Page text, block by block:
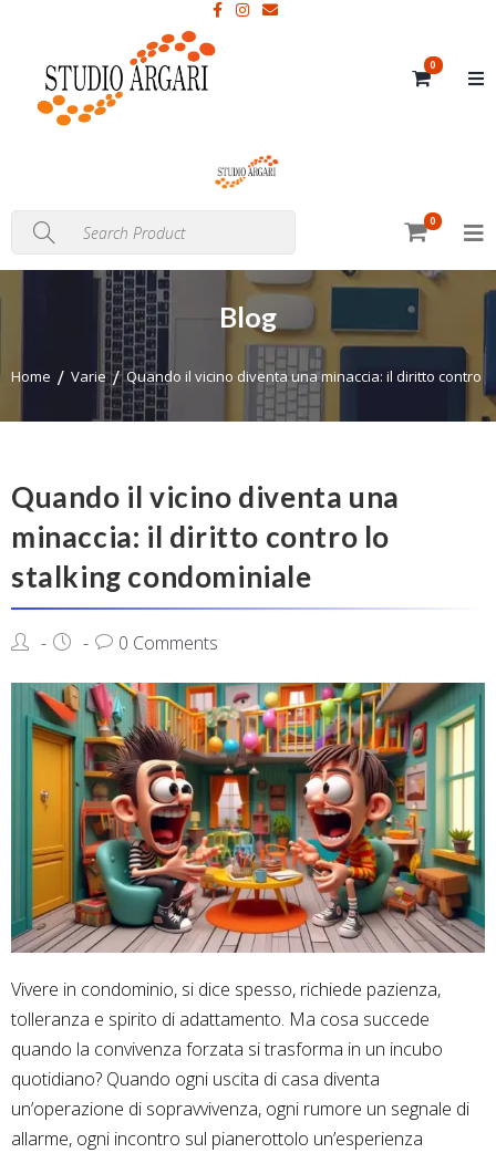
0
0
Blog
Home Varie Quando il vicino diventa una minaccia: il diritto contro
Quando il vicino diventa una
minaccia: il diritto contro lo
stalking condominiale
0 Comments
Vivere in condominio, si dice spesso, richiede pazienza,
tolleranza e spirito di adattamento. Ma cosa succede
quando la convivenza forzata si trasforma in un incubo
quotidiano? Quando ogni uscita di casa diventa
un’operazione di sopravvivenza, ogni rumore un segnale di
allarme, ogni incontro sul pianerottolo un’esperienza